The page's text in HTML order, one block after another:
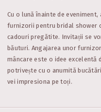
Cu o lună înainte de
furnizorii pentru bridal shower
cadouri pregătite. Invitații se
băuturi. Angajarea unor
mâncare este o idee excelentă
potrivește cu o anumită
vei impresiona pe toți.